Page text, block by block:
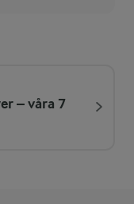
– våra 7